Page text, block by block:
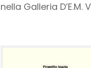
nella Galleria